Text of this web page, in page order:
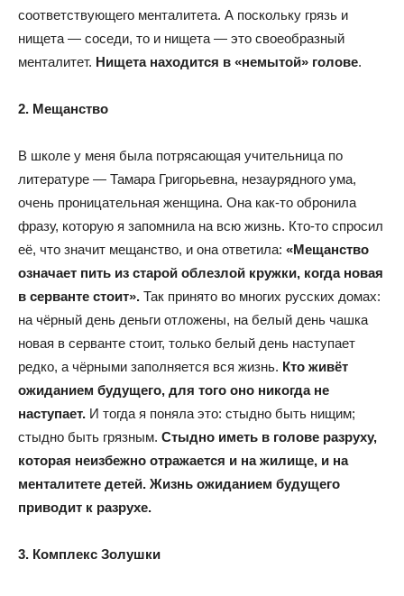
соответствующего менталитета. А поскольку грязь и
нищета — соседи, то и нищета — это своеобразный
менталитет. Нищета находится в «немытой» голове.
2. Мещанство
В школе у меня была потрясающая учительница по
литературе — Тамара Григорьевна, незаурядного ума,
очень проницательная женщина. Она как-то обронила
фразу, которую я запомнила на всю жизнь. Кто-то спросил
её, что значит мещанство, и она ответила: «Мещанство
означает пить из старой облезлой кружки, когда новая
в серванте стоит». Так принято во многих русских домах:
на чёрный день деньги отложены, на белый день чашка
новая в серванте стоит, только белый день наступает
редко, а чёрными заполняется вся жизнь. Кто живёт
ожиданием будущего, для того оно никогда не
наступает. И тогда я поняла это: стыдно быть нищим;
стыдно быть грязным. Стыдно иметь в голове разруху,
которая неизбежно отражается и на жилище, и на
менталитете детей. Жизнь ожиданием будущего
приводит к разрухе.
3. Комплекс Золушки